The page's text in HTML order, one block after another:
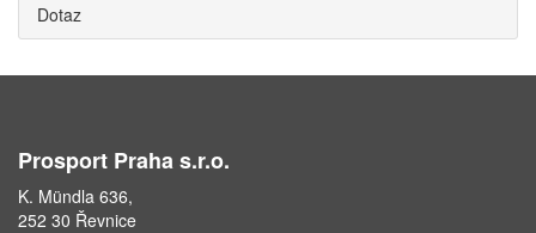
Dotaz
Prosport Praha s.r.o.
K. Mündla 636,
252 30 Řevnice